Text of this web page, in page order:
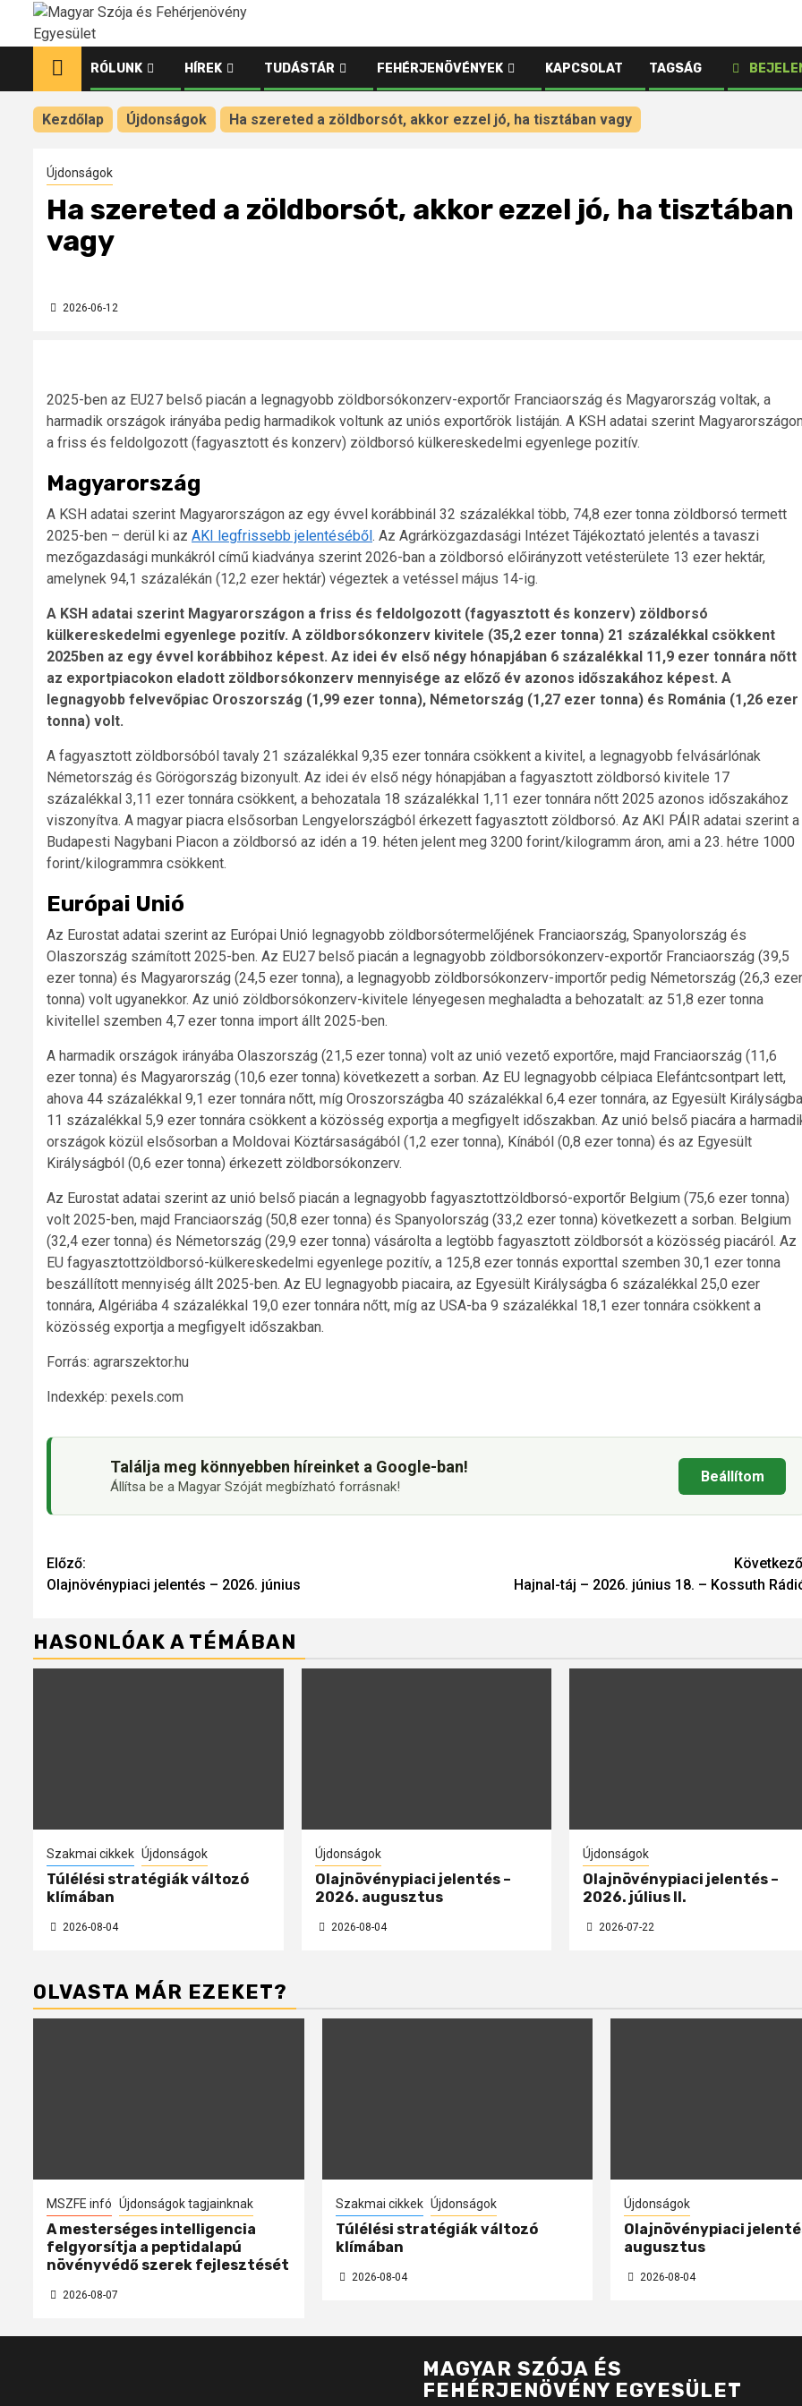
Ugrás
tartalomhoz
RÓLUNK HÍREK TUDÁSTÁR FEHÉRJENÖVÉNYEK KAPCSOLAT TAGSÁG
Kezdőlap Újdonságok Ha szereted a zöldborsót, akkor ezzel jó, ha tisztában vagy
Újdonságok
Ha szereted a zöldborsót, akkor ezzel jó, ha tisztában
vagy
2026-06-12
2025-ben az EU27 belső piacán a legnagyobb zöldborsókonzerv-exportőr Franciaország és Magyarország voltak, a
harmadik országok irányába pedig harmadikok voltunk az uniós exportőrök listáján. A KSH adatai szerint
a friss és feldolgozott (fagyasztott és konzerv) zöldborsó külkereskedelmi egyenlege pozitív.
Magyarország
A KSH adatai szerint Magyarországon az egy évvel korábbinál 32 százalékkal több, 74,8 ezer tonna zöldborsó termett
2025-ben – derül ki az AKI legfrissebb jelentéséből. Az Agrárközgazdasági Intézet Tájékoztató jelentés a tavaszi
mezőgazdasági munkákról című kiadványa szerint 2026-ban a zöldborsó előirányzott vetésterülete 13 ezer hektár,
amelynek 94,1 százalékán (12,2 ezer hektár) végeztek a vetéssel május 14-ig.
A KSH adatai szerint Magyarországon a friss és feldolgozott (fagyasztott és konzerv) zöldborsó
külkereskedelmi egyenlege pozitív. A zöldborsókonzerv kivitele (35,2 ezer tonna) 21 százalékkal csökkent
2025ben az egy évvel korábbihoz képest. Az idei év első négy hónapjában 6 százalékkal 11,9 ezer tonnára nőtt
az exportpiacokon eladott zöldborsókonzerv mennyisége az előző év azonos időszakához képest. A
legnagyobb felvevőpiac Oroszország (1,99 ezer tonna), Németország (1,27 ezer tonna) és Románia (1,26 ezer
tonna) volt.
A fagyasztott zöldborsóból tavaly 21 százalékkal 9,35 ezer tonnára csökkent a kivitel, a legnagyobb felvásárlónak
Németország és Görögország bizonyult. Az idei év első négy hónapjában a fagyasztott zöldborsó kivitele 17
százalékkal 3,11 ezer tonnára csökkent, a behozatala 18 százalékkal 1,11 ezer tonnára nőtt 2025 azonos időszakához
viszonyítva. A magyar piacra elsősorban Lengyelországból érkezett fagyasztott zöldborsó. Az AKI PÁIR adatai szerint a
Budapesti Nagybani Piacon a zöldborsó az idén a 19. héten jelent meg 3200 forint/kilogramm áron, ami a 23. hétre 1000
forint/kilogrammra csökkent.
Európai Unió
Az Eurostat adatai szerint az Európai Unió legnagyobb zöldborsótermelőjének Franciaország, Spanyolország és
Olaszország számított 2025-ben. Az EU27 belső piacán a legnagyobb zöldborsókonzerv-exportőr Franciaország (39,5
ezer tonna) és Magyarország (24,5 ezer tonna), a legnagyobb zöldborsókonzerv-importőr pedig Németország (26,3 ezer
tonna) volt ugyanekkor. Az unió zöldborsókonzerv-kivitele lényegesen meghaladta a behozatalt: az 51,8 ezer tonna
kivitellel szemben 4,7 ezer tonna import állt 2025-ben.
A harmadik országok irányába Olaszország (21,5 ezer tonna) volt az unió vezető exportőre, majd Franciaország (11,6
ezer tonna) és Magyarország (10,6 ezer tonna) következett a sorban. Az EU legnagyobb célpiaca Elefántcsontpart lett,
ahova 44 százalékkal 9,1 ezer tonnára nőtt, míg Oroszországba 40 százalékkal 6,4 ezer tonnára, az Egyesült Királyságba
11 százalékkal 5,9 ezer tonnára csökkent a közösség exportja a megfigyelt időszakban. Az unió belső piacára a
országok közül elsősorban a Moldovai Köztársaságából (1,2 ezer tonna), Kínából (0,8 ezer tonna) és az Egyesült
Királyságból (0,6 ezer tonna) érkezett zöldborsókonzerv.
Az Eurostat adatai szerint az unió belső piacán a legnagyobb fagyasztottzöldborsó-exportőr Belgium (75,6 ezer tonna)
volt 2025-ben, majd Franciaország (50,8 ezer tonna) és Spanyolország (33,2 ezer tonna) következett a sorban. Belgium
(32,4 ezer tonna) és Németország (29,9 ezer tonna) vásárolta a legtöbb fagyasztott zöldborsót a közösség piacáról. Az
EU fagyasztottzöldborsó-külkereskedelmi egyenlege pozitív, a 125,8 ezer tonnás exporttal szemben 30,1 ezer tonna
beszállított mennyiség állt 2025-ben. Az EU legnagyobb piacaira, az Egyesült Királyságba 6 százalékkal 25,0 ezer
tonnára, Algériába 4 százalékkal 19,0 ezer tonnára nőtt, míg az USA-ba 9 százalékkal 18,1 ezer tonnára csökkent a
közösség exportja a megfigyelt időszakban.
Forrás: agrarszektor.hu
Indexkép: pexels.com
Találja meg könnyebben híreinket a Google-ban!
Állítsa be a Magyar Szóját megbízható forrásnak!
Beállítom
Continue
Reading
Előző:
Olajnövénypiaci jelentés – 2026. június
Hajnal-táj – 2026. június 18. – Kossuth
HASONLÓAK A TÉMÁBAN
Szakmai cikkek Újdonságok
Túlélési stratégiák változó
klímában
2026-08-04
Újdonságok
Olajnövénypiaci jelentés –
2026. augusztus
2026-08-04
Újdonságok
Olajnövénypiaci jelentés –
2026. július II.
2026-07-22
OLVASTA MÁR EZEKET?
MSZFE infó Újdonságok tagjainknak
A mesterséges intelligencia
felgyorsítja a peptidalapú
növényvédő szerek fejlesztését
2026-08-07
Szakmai cikkek Újdonságok
Túlélési stratégiák változó
klímában
2026-08-04
Újdonságok
Olajnövénypiaci
augusztus
2026-08-04
MAGYAR SZÓJA ÉS
FEHÉRJENÖVÉNY EGYESÜLET